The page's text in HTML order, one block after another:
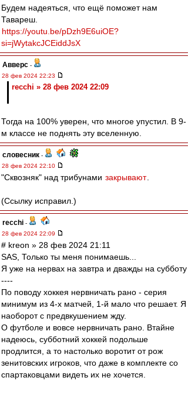
Будем надеяться, что ещё поможет нам
Тавареш.
https://youtu.be/pDzh9E6uiOE?
si=jWytakcJCEiddJsX
Авверс -
28 фев 2024 22:23
recchi » 28 фев 2024 22:09
Тогда на 100% уверен, что многое упустил. В 9-
м классе не поднять эту вселенную.
словесник -
28 фев 2024 22:10
"Сквозняк" над трибунами закрывают
(Ссылку исправил.)
recchi -
28 фев 2024 22:09
# kreon » 28 фев 2024 21:11
SAS, Только ты меня понимаешь...
Я уже на нервах на завтра и дважды на субботу
----
По поводу хоккея нервничать рано - серия
минимум из 4-х матчей, 1-й мало что решает. Я
наоборот с предвкушением жду.
О футболе и вовсе нервничать рано. Втайне
надеюсь, субботний хоккей подольше
продлится, а то настолько воротит от рож
зенитовских игроков, что даже в комплекте со
спартаковцами видеть их не хочется.